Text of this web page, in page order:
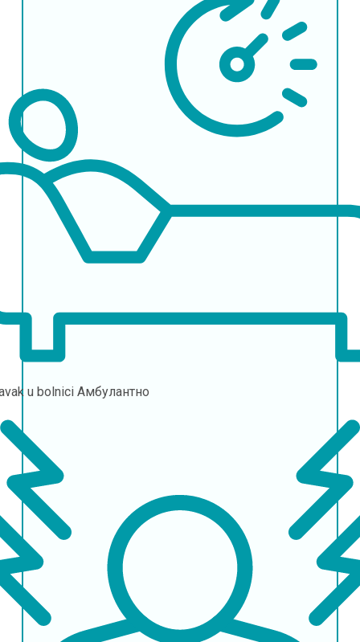
u bolnici Амбулантно